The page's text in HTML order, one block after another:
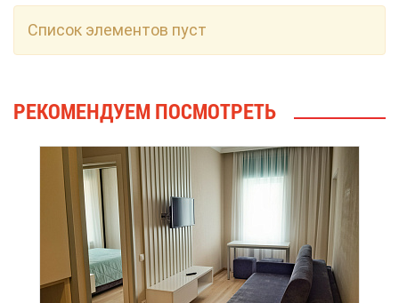
Спи­сок эле­мен­тов пуст
РЕ­КО­МЕН­ДУ­ЕМ ПО­СМОТ­РЕТЬ